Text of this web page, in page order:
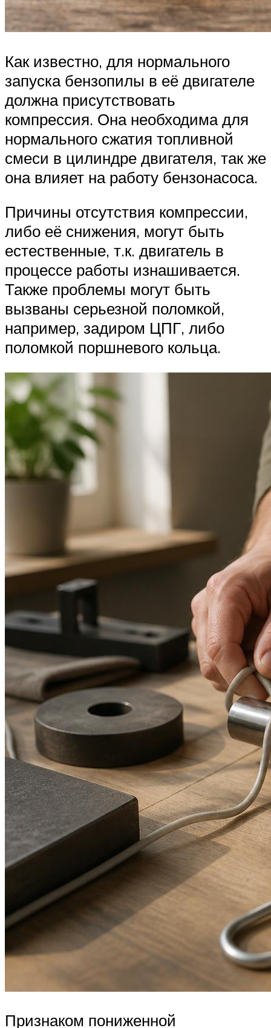
Как известно, для нормального
запуска бензопилы в её двигателе
должна присутствовать
компрессия. Она необходима для
нормального сжатия топливной
смеси в цилиндре двигателя, так же
она влияет на работу бензонасоса.
Причины отсутствия компрессии,
либо её снижения, могут быть
естественные, т.к. двигатель в
процессе работы изнашивается.
Также проблемы могут быть
вызваны серьезной поломкой,
например, задиром ЦПГ, либо
поломкой поршневого кольца.
Признаком пониженной